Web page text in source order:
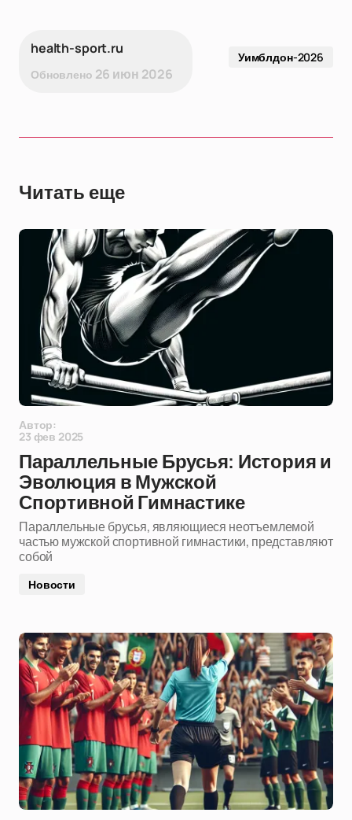
health-sport.ru
Обновлено 26 июн 2026
Уимблдон-2026
Читать еще
Автор:
23 фев 2025
Параллельные Брусья: История и
Эволюция в Мужской
Спортивной Гимнастике
Параллельные брусья, являющиеся неотъемлемой
частью мужской спортивной гимнастики, представляют
собой
Новости